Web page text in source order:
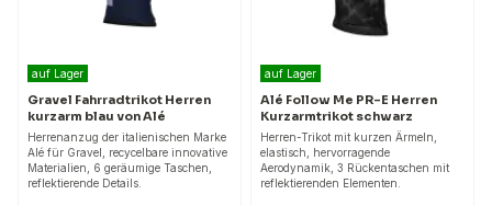
auf Lager
Gravel Fahrradtrikot Herren
kurzarm blau von Alé
Herrenanzug der italienischen Marke
Alé für Gravel, recycelbare innovative
Materialien, 6 geräumige Taschen,
reflektierende Details.
auf Lager
Alé Follow Me PR-E Herren
Kurzarmtrikot schwarz
Herren-Trikot mit kurzen Ärmeln,
elastisch, hervorragende
Aerodynamik, 3 Rückentaschen mit
reflektierenden Elementen.